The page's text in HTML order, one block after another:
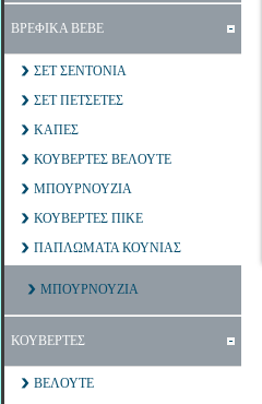
ΒΡΕΦΙΚΑ ΒΕΒΕ
ΣΕΤ ΣΕΝΤΟΝΙΑ
ΣΕΤ ΠΕΤΣΕΤΕΣ
ΚΑΠΕΣ
ΚΟΥΒΕΡΤΕΣ ΒΕΛΟΥΤΕ
ΜΠΟΥΡΝΟΥΖΙΑ
ΚΟΥΒΕΡΤΕΣ ΠΙΚΕ
ΠΑΠΛΩΜΑΤΑ ΚΟΥΝΙΑΣ
ΜΠΟΥΡΝΟΥΖΙΑ
ΚΟΥΒΕΡΤΕΣ
ΒΕΛΟΥΤΕ